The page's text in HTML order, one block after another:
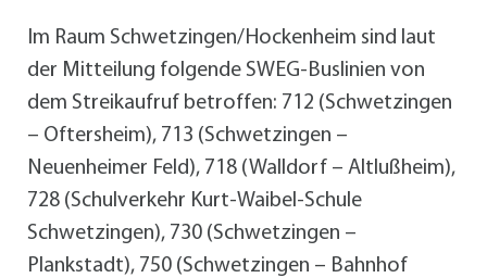
Im Raum Schwetzingen/Hockenheim sind laut
der Mitteilung folgende SWEG-Buslinien von
dem Streikaufruf betroffen: 712 (Schwetzingen
– Oftersheim), 713 (Schwetzingen –
Neuenheimer Feld), 718 (Walldorf – Altlußheim),
728 (Schulverkehr Kurt-Waibel-Schule
Schwetzingen), 730 (Schwetzingen –
Plankstadt), 750 (Schwetzingen – Bahnhof